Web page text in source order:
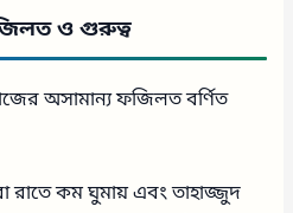
ও গুরুত্ব
অসামান্য ফজিলত বর্ণিত
রাতে কম ঘুমায় এবং তাহাজ্জুদ